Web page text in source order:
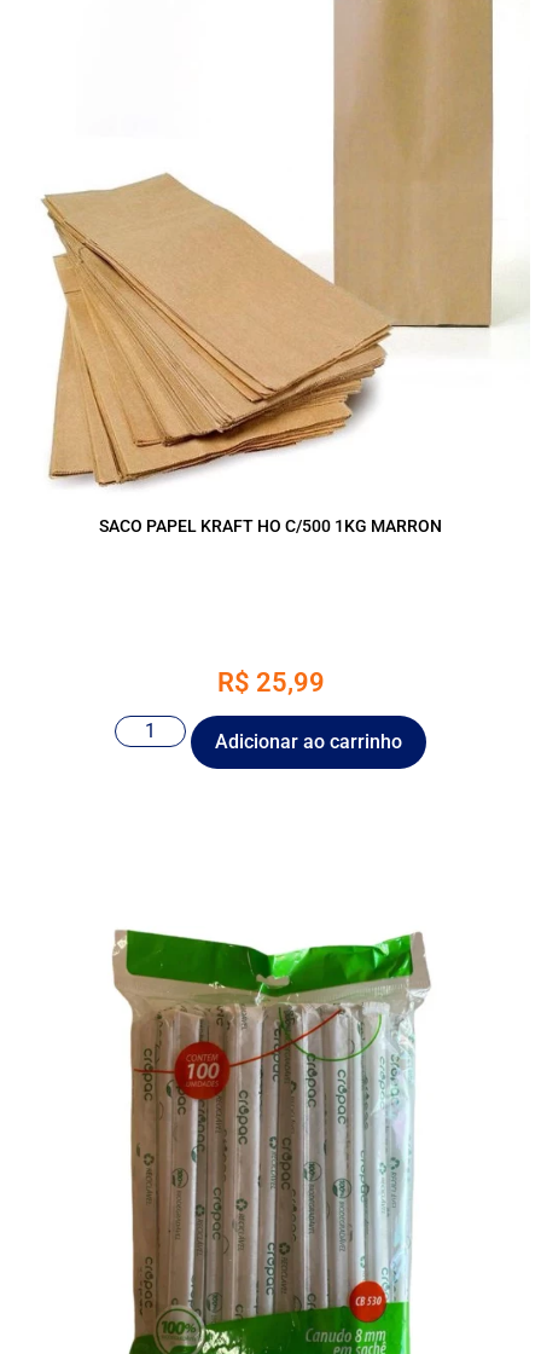
SACO PAPEL KRAFT HO C/500 1KG MARRON
R$ 25,99
Adicionar ao carrinho